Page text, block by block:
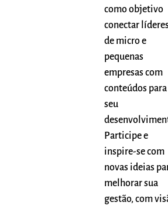
como objetivo
conectar
de micro e
pequenas
empresas com
conteúdos para
seu
Participe e
inspire-se com
novas ideias
melhorar sua
gestão, com